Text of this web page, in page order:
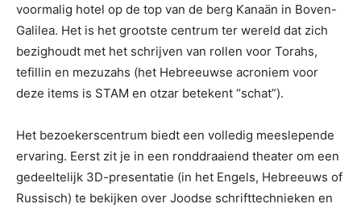
voormalig hotel op de top van de berg Kanaän in Boven-
Galilea. Het is het grootste centrum ter wereld dat zich
bezighoudt met het schrijven van rollen voor Torahs,
tefillin en mezuzahs (het Hebreeuwse acroniem voor
deze items is STAM en otzar betekent “schat”).
Het bezoekerscentrum biedt een volledig meeslepende
ervaring. Eerst zit je in een ronddraaiend theater om een ​​
gedeeltelijk 3D-presentatie (in het Engels, Hebreeuws of
Russisch) te bekijken over Joodse schrifttechnieken en